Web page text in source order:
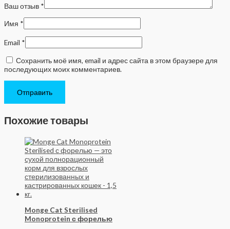
Ваш отзыв *
Имя *
Email *
Сохранить моё имя, email и адрес сайта в этом браузере для
последующих моих комментариев.
Похожие товары
Monge Cat Sterilised
Monoprotein с форелью